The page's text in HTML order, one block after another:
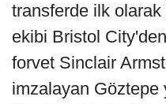
transferde ilk
ekibi Bristol
forvet Sinclair
imzalayan Göztepe